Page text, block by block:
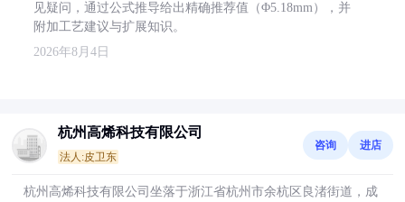
见疑问，通过公式推导给出精确推荐值（Φ5.18mm），并
附加工艺建议与扩展知识。
2026年8月4日
杭州高烯科技有限公司
法人:皮卫东
咨询 进店
杭州高烯科技有限公司坐落于浙江省杭州市余杭区良渚街道，成